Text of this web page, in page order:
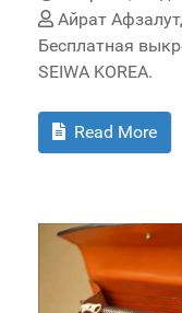
Айрат
Бесплатная
SEIWA KOREA.
Read More